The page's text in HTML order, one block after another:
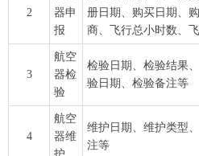
2
器申
报
册日期、购买日期、
商、飞行总小时数、
3
航空
器检
验
检验日期、检验结果
验日期、检验备注等
4
航空
器维
维护日期、维护类型
注等